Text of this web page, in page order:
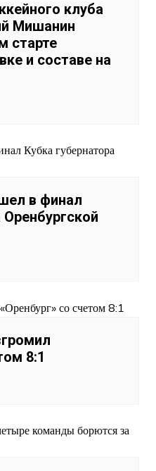
клуба
Мишанин
старте
и составе на
в финал
8:1